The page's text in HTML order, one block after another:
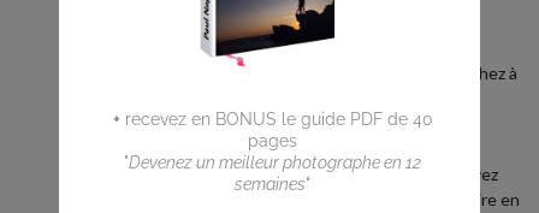
Vous cherchez à
meilleures
Vous n'arrivez
pas a traduire en